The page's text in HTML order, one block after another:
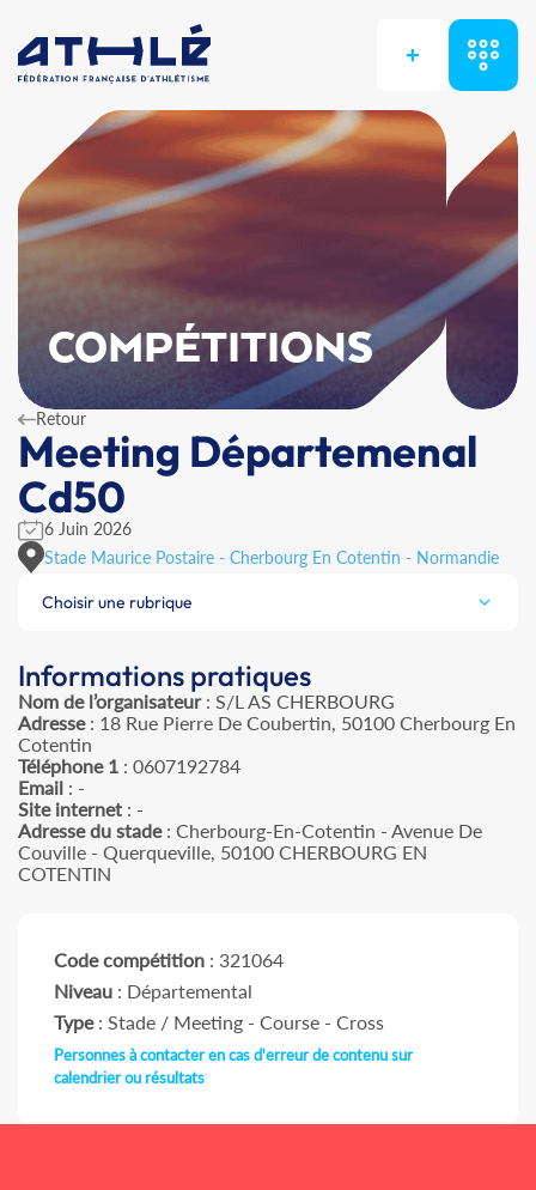
+
COMPÉTITIONS
Retour
Meeting Départemenal
Cd50
6 Juin 2026
Stade Maurice Postaire - Cherbourg En Cotentin - Normandie
Choisir une rubrique
Informations pratiques
Nom de l’organisateur: S/L AS CHERBOURG
Adresse: 18 Rue Pierre De Coubertin, 50100 Cherbourg En
Cotentin
Téléphone 1 : 0607192784
Email : -
Site internet : -
Adresse du stade: Cherbourg-En-Cotentin - Avenue De
Couville - Querqueville, 50100 CHERBOURG EN
COTENTIN
Code compétition : 321064
Niveau : Départemental
Type: Stade / Meeting - Course - Cross
Personnes à contacter en cas d'erreur de contenu sur
calendrier ou résultats